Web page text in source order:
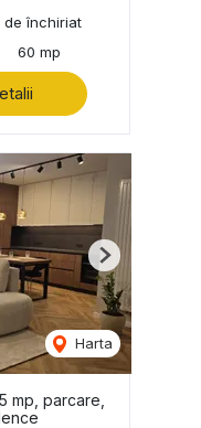
de închiriat
60 mp
Harta
Next
mp, parcare,